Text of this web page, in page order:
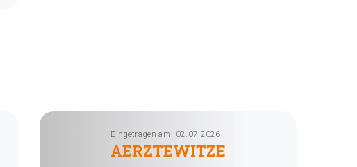
Eingetragen am: 02.07.2026
AERZTEWITZE